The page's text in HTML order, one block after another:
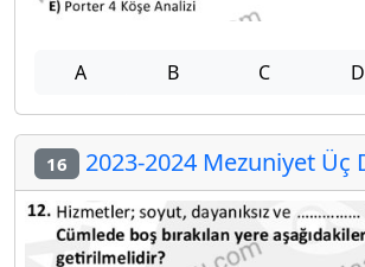
A B C D
16 2023-2024 Mezuniyet Üç